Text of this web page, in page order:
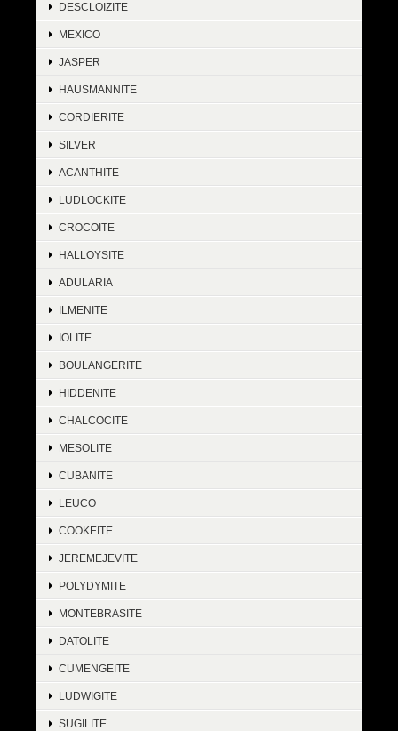
DESCLOIZITE
MEXICO
JASPER
HAUSMANNITE
CORDIERITE
SILVER
ACANTHITE
LUDLOCKITE
CROCOITE
HALLOYSITE
ADULARIA
ILMENITE
IOLITE
BOULANGERITE
HIDDENITE
CHALCOCITE
MESOLITE
CUBANITE
LEUCO
COOKEITE
JEREMEJEVITE
POLYDYMITE
MONTEBRASITE
DATOLITE
CUMENGEITE
LUDWIGITE
SUGILITE